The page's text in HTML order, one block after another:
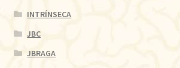
INTRÍNSECA
JBC
JBRAGA